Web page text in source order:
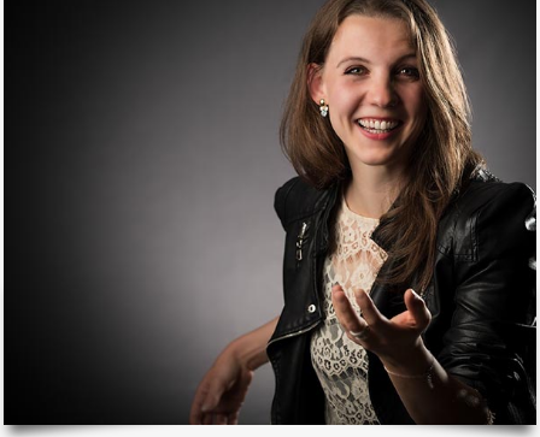
onpaper digital
exibart.com
contatti
termini e condizioni
privacy
il mio account
Exibart.service - Exibartlab srl Via Placido Zurla 49b - 00176 Roma